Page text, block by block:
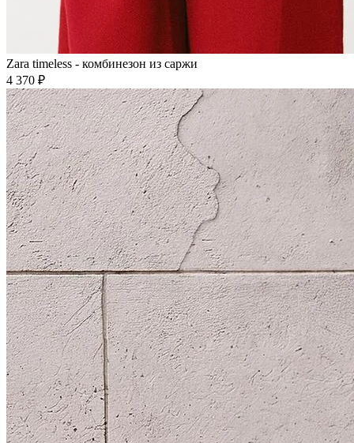
Zara timeless - комбинезон из саржи
4 370 ₽